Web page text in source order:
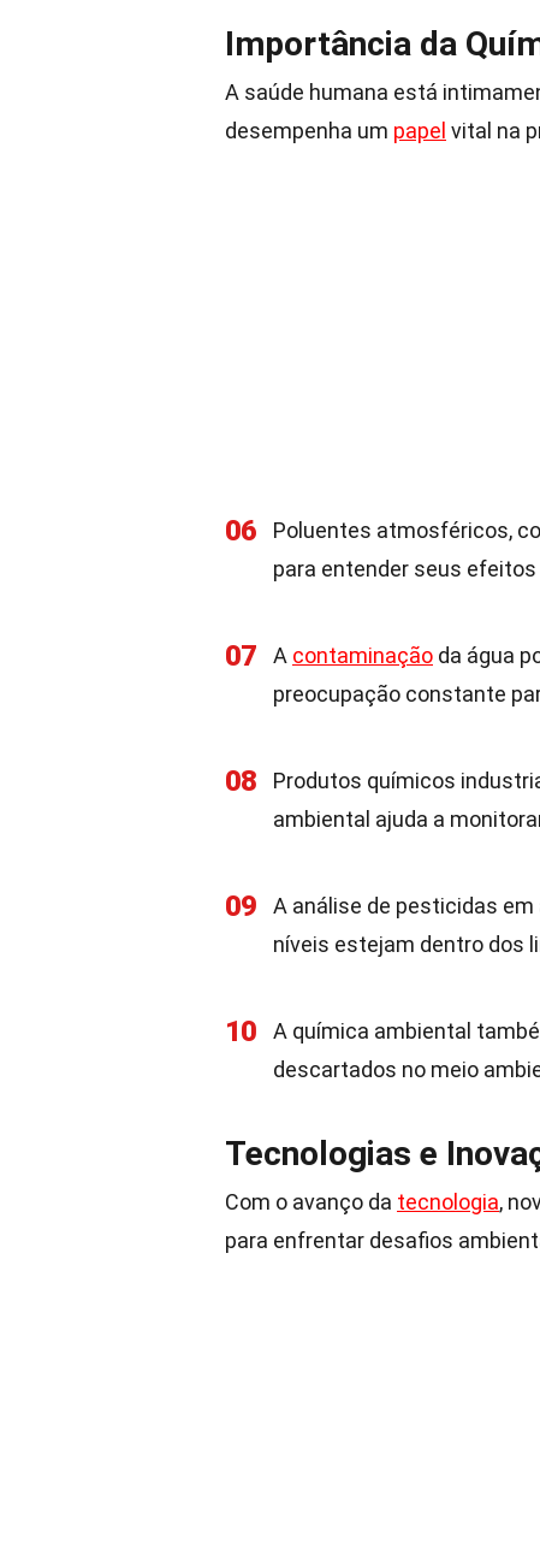
Importância da
A saúde humana está
desempenha um papel vital na
06
Poluentes atmosféricos,
para entender seus
07 A contaminação da água
preocupação constante
08
Produtos químicos
ambiental ajuda a
09
A análise de pesticidas
níveis estejam dentro dos
10
A química ambiental
descartados no meio
Tecnologias e
Com o avanço da tecnologia,
para enfrentar desafios